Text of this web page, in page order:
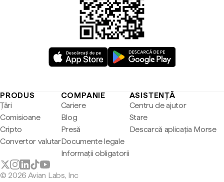
PRODUS
Țări
Comisioane
Cripto
Convertor valutar
COMPANIE
Cariere
Blog
Presă
Documente legale
Informații obligatorii
ASISTENȚĂ
Centru de ajutor
Stare
Descarcă aplicația Morse
© 2026 Avian Labs, Inc